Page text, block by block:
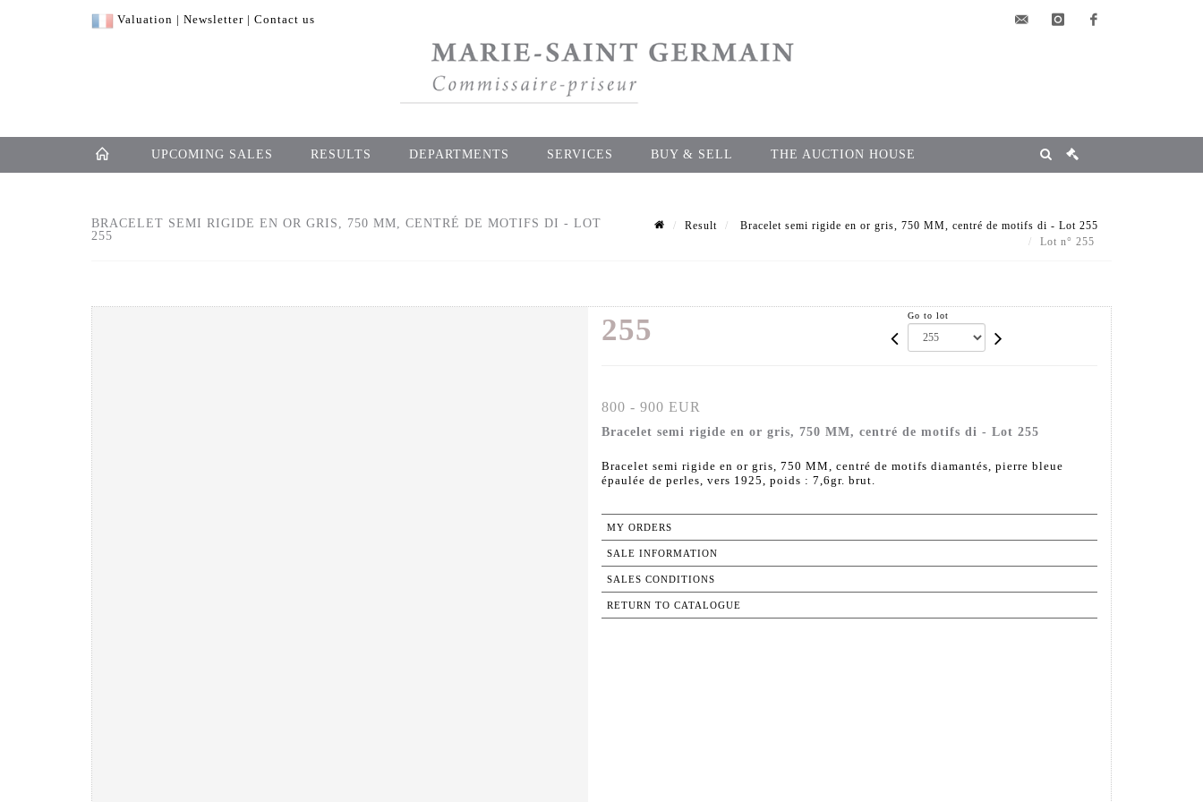
Valuation | Newsletter | Contact us
UPCOMING SALES RESULTS DEPARTMENTS SERVICES BUY & SELL THE AUCTION HOUSE
BRACELET SEMI RIGIDE EN OR GRIS, 750 MM, CENTRÉ DE MOTIFS DI - LOT
255
Result
Bracelet semi rigide en or gris, 750 MM, centré de motifs di - Lot 255
Lot n° 255
255 Go to lot
800 - 900 EUR
Bracelet semi rigide en or gris, 750 MM, centré de motifs di - Lot 255
Bracelet semi rigide en or gris, 750 MM, centré de motifs diamantés, pierre bleue
épaulée de perles, vers 1925, poids : 7,6gr. brut.
MY ORDERS
SALE INFORMATION
SALES CONDITIONS
RETURN TO CATALOGUE